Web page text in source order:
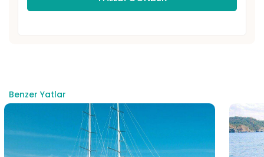
Benzer Yatlar